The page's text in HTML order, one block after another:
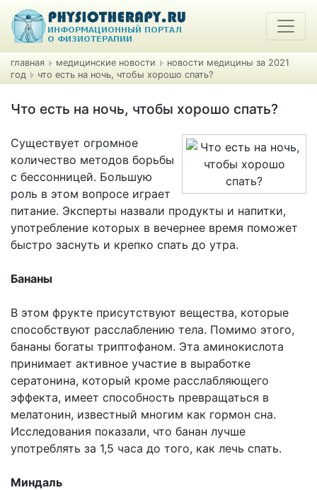
главная медицинские новости
новости медицины за 2021
год
что есть на ночь, чтобы хорошо спать?
Что есть на ночь, чтобы хорошо спать?
Существует огромное
количество методов борьбы
с бессонницей. Большую
роль в этом вопросе играет
питание. Эксперты назвали продукты и напитки,
употребление которых в вечернее время поможет
быстро заснуть и крепко спать до утра.
Бананы
В этом фрукте присутствуют вещества, которые
способствуют расслаблению тела. Помимо этого,
бананы богаты триптофаном. Эта аминокислота
принимает активное участие в выработке
сератонина, который кроме расслабляющего
эффекта, имеет способность превращаться в
мелатонин, известный многим как гормон сна.
Исследования показали, что банан лучше
употреблять за 1,5 часа до того, как лечь спать.
Миндаль